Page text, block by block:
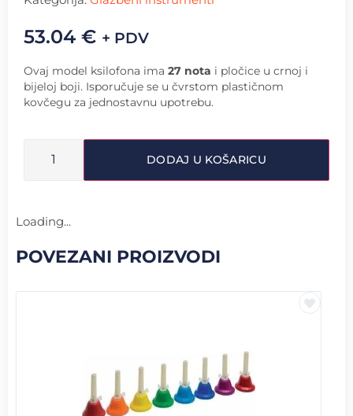
53.04 € + PDV
Ovaj model ksilofona ima 27 nota i pločice u crnoj i
bijeloj boji. Isporučuje se u čvrstom plastičnom
kovčegu za jednostavnu upotrebu.
DODAJ U KOŠARICU
Loading...
POVEZANI PROIZVODI